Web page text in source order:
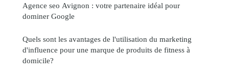
Agence seo Avignon : votre partenaire idéal pour
dominer Google
Quels sont les avantages de l'utilisation du marketing
d'influence pour une marque de produits de fitness à
domicile?